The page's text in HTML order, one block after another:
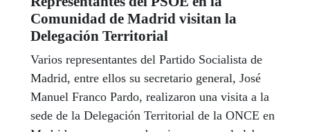
Comunidad de Madrid visitan la
Delegación Territorial
Varios representantes del Partido Socialista de
Madrid, entre ellos su secretario general, José
Manuel Franco Pardo, realizaron una visita a la
sede de la Delegación Territorial de la ONCE en